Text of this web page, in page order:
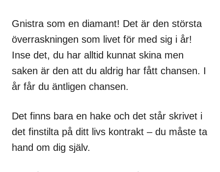
Gnistra som en diamant! Det är den största
överraskningen som livet för med sig i år!
Inse det, du har alltid kunnat skina men
saken är den att du aldrig har fått chansen. I
år får du äntligen chansen.
Det finns bara en hake och det står skrivet i
det finstilta på ditt livs kontrakt – du måste ta
hand om dig själv.